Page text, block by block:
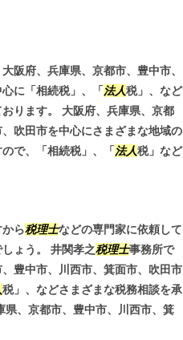
阪府、兵庫県、京都市、豊中市、
に「相続税」、「 法人税」、など
ります。 大阪府、兵庫県、京都
吹田市を中心にさまざまな地域の
で、「相続税」、「 法人税」など
ら税理士などの専門家に依頼して
ょう。 井関孝之税理士事務所で
豊中市、川西市、箕面市、吹田市
税」、などさまざまな税務相談を承
県、京都市、豊中市、川西市、箕